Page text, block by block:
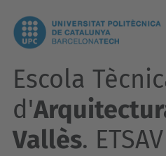
Escola
d'
Vallès. ETSAV